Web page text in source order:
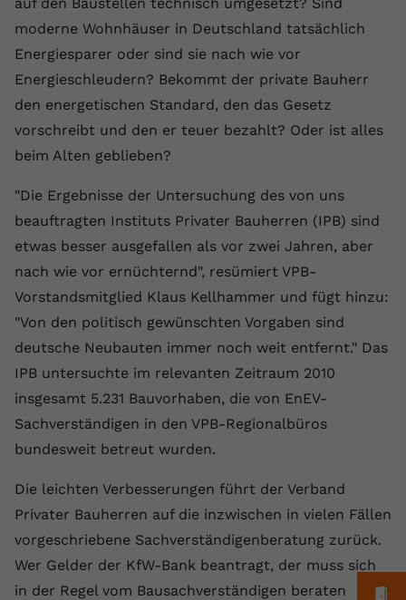
moderne Wohnhäuser in Deutschland tatsächlich
Energiesparer oder sind sie nach wie vor
Energieschleudern? Bekommt der private Bauherr
den energetischen Standard, den das Gesetz
vorschreibt und den er teuer bezahlt? Oder ist alles
beim Alten geblieben?
"Die Ergebnisse der Untersuchung des von uns
beauftragten Instituts Privater Bauherren (IPB) sind
etwas besser ausgefallen als vor zwei Jahren, aber
nach wie vor ernüchternd", resümiert VPB-
Vorstandsmitglied Klaus Kellhammer und fügt hinzu:
"Von den politisch gewünschten Vorgaben sind
deutsche Neubauten immer noch weit entfernt." Das
IPB untersuchte im relevanten Zeitraum 2010
insgesamt 5.231 Bauvorhaben, die von EnEV-
Sachverständigen in den VPB-Regionalbüros
bundesweit betreut wurden.
Die leichten Verbesserungen führt der Verband
Privater Bauherren auf die inzwischen in vielen Fällen
vorgeschriebene Sachverständigenberatung zurück.
Wer Gelder der KfW-Bank beantragt, der muss sich
in der Regel vom Bausachverständigen beraten
Laufzeit 1 Jahr
Zweck
Einstellungen. Unter anderem eine
zufällig generierte ID, für die
historische Speicherung Ihrer
vorgenommen Einstellungen, falls der
hat.
Name fe_typo_user
VPB.de
Laufzeit Session
Zweck
Speicherung von
Benutzereinstellungen zu ermöglichen.
wiederzuerkennen und statistische
Informationen zur Nutzung der
Website zu erfassen.
Name _gcl au
Anbieter Google Ads
Laufzeit 90 Tage
Zweck
Wird von Google Ads für das
Werbeklicks der Nutzung auf unserer
Cookie-Informationen anzeigen
Externe Inhalte
Wir verwenden auf unserer Website externe Inhalte,
um Ihnen zusätzliche Informationen anzubieten.
Name vuid
Laufzeit 2 Jahre
Zweck
Vimeo installiert dieses Cookie, um
Tracking-Informationen zu sammeln,
indem es eine eindeutige ID zum
setzt.
CONSENT
Anbieter youtube.com
YouTube setzt dieses Cookie über
registriert anonyme statistische Daten.
Cookie-Informationen anzeigen